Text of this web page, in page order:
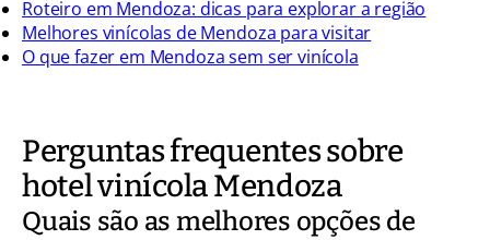
Roteiro em Mendoza: dicas para explorar a região
Melhores vinícolas de Mendoza para visitar
O que fazer em Mendoza sem ser vinícola
Perguntas frequentes sobre
hotel vinícola Mendoza
Quais são as melhores opções de